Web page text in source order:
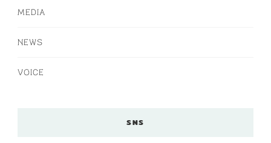
MEDIA
NEWS
VOICE
SNS